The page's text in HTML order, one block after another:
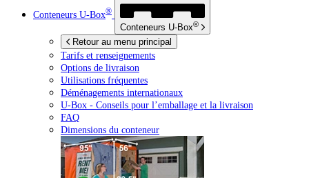
Conteneurs U-Box®
Conteneurs U-Box®
Retour au menu principal
Tarifs et renseignements
Options de livraison
Utilisations fréquentes
Déménagements internationaux
U-Box - Conseils pour l’emballage et la livraison
FAQ
Dimensions du conteneur